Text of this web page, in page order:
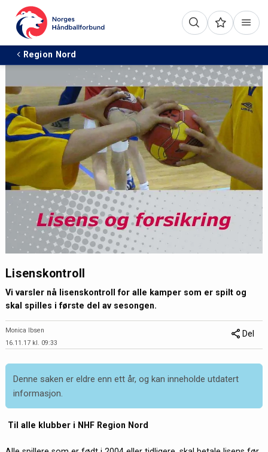
Region Nord
Lisenskontroll
Vi varsler nå lisenskontroll for alle kamper som er spilt og
skal spilles i første del av sesongen.
Monica Ibsen
16.11.17 kl. 09:33
Del
Denne saken er eldre enn ett år, og kan inneholde utdatert
informasjon.
Til alle klubber i NHF Region Nord